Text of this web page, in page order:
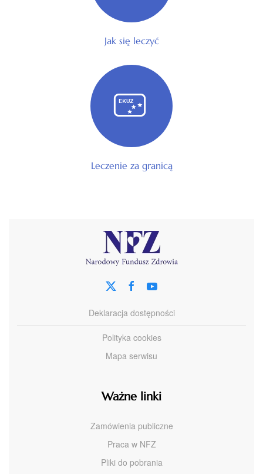
Jak się leczyć
Leczenie za granicą
Deklaracja dostępności
Polityka cookies
Mapa serwisu
Ważne linki
Zamówienia publiczne
Praca w NFZ
Pliki do pobrania